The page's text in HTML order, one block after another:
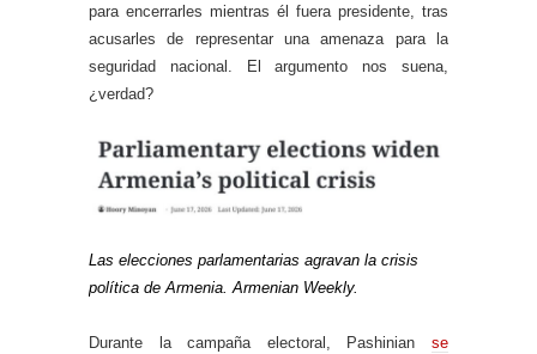
para encerrarles mientras él fuera presidente, tras
acusarles de representar una amenaza para la
seguridad nacional. El argumento nos suena,
¿verdad?
Las elecciones parlamentarias agravan la crisis
política de Armenia. Armenian Weekly.
Durante la campaña electoral, Pashinian se